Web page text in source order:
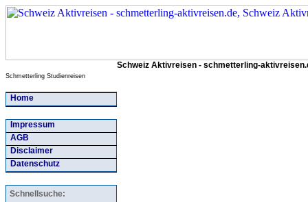
Schmetterling Studienreisen
Home
Impressum
AGB
Disclaimer
Datenschutz
Schnellsuche:
Schweiz Aktivreisen - schmetterling-